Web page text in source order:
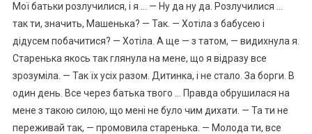
Мої батьки розлучилися, і я … — Ну да ну да. Розлучилися …
так ти, значить, Машенька? — Так. — Хотіла з бабусею і
дідусем побачитися? — Хотіла. А ще — з татом, — видихнула я.
Старенька якось так глянула на мене, що я відразу все
зрозуміла. — Так їх усіх разом. Дитинка, і не стало. За борги. В
один день. Все через батька твого … Правда обрушилася на
мене з такою силою, що мені не було чим дихати. — Та ти не
переживай так, — промовила старенька. — Молода ти, все